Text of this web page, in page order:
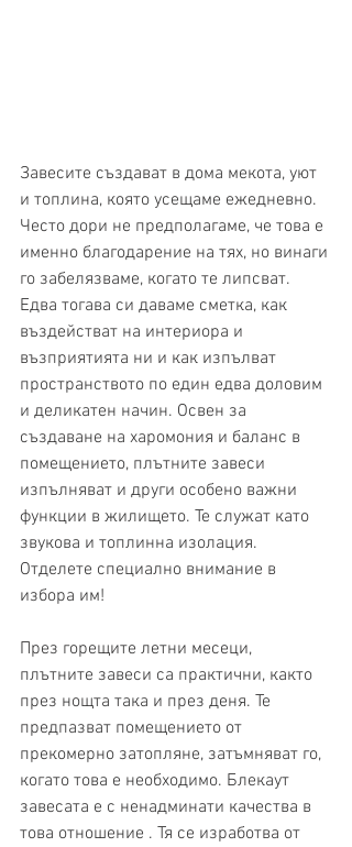
Завесите създават в дома мекота, уют
и топлина, която усещаме ежедневно.
Често дори не предполагаме, че това е
именно благодарение на тях, но винаги
го забелязваме, когато те липсват.
Едва тогава си даваме сметка, как
въздействат на интериора и
възприятията ни и как изпълват
пространството по един едва доловим
и деликатен начин. Освен за
създаване на харомония и баланс в
помещението, плътните завеси
изпълняват и други особено важни
функции в жилището. Те служат като
звукова и топлинна изолация.
Отделете специално внимание в
избора им!
През горещите летни месеци,
плътните завеси са практични, както
през нощта така и през деня. Те
предпазват помещението от
прекомерно затопляне, затъмняват го,
когато това е необходимо. Блекаут
завесата е с ненадминати качества в
това отношение . Тя се изработва от